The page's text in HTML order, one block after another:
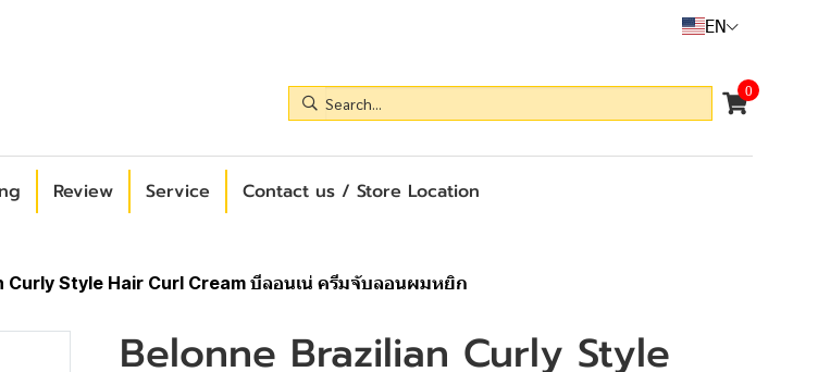
EN
0
Review Service Contact us / Store Location
Curly Style Hair Curl Cream บีลอนเน่ ครีมจับลอนผมหยิก
Belonne Brazilian Curly Style